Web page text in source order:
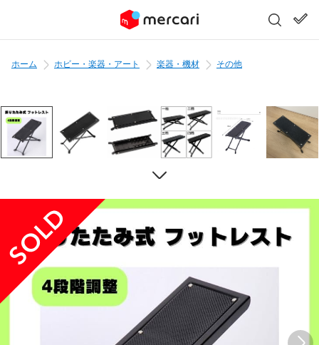
ホーム ホビー・楽器・アート 楽器・機材 その他